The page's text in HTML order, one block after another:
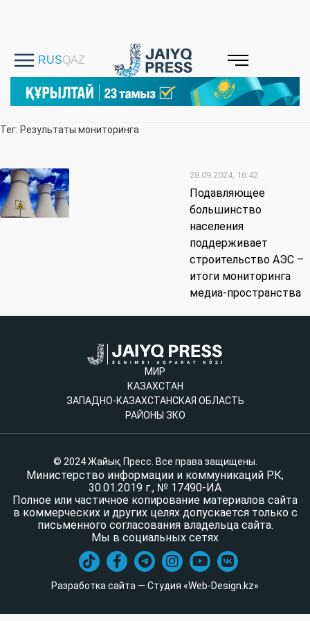
Тег: Результаты мониторинга
28.09.2024, 16:42
Подавляющее
большинство
населения
поддерживает
строительство АЭС –
итоги мониторинга
медиа-пространства
МИР
КАЗАХСТАН
ЗАПАДНО-КАЗАХСТАНСКАЯ ОБЛАСТЬ
РАЙОНЫ ЗКО
© 2024 Жайық Пресс. Все права защищены.
Министерство информации и коммуникаций РК,
30.01.2019 г., № 17490-ИА
Полное или частичное копирование материалов сайта
в коммерческих и других целях допускается только с
письменного согласования владельца сайта.
Мы в социальных сетях
Разработка сайта — Студия «Web-Design.kz»